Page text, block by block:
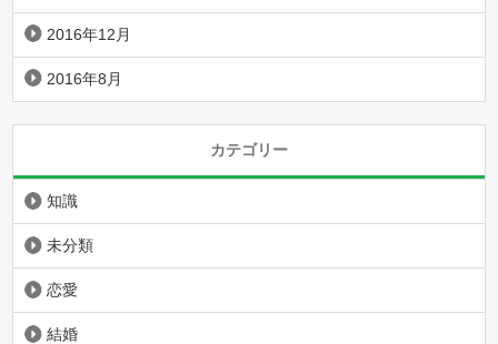
2016年12月
2016年8月
カテゴリー
知識
未分類
恋愛
結婚